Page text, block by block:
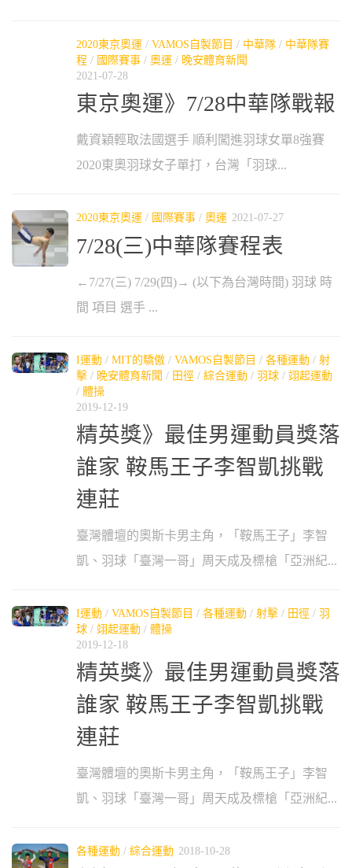
2020東京奧運 / VAMOS自製節目 / 中華隊 / 中華隊賽
程 / 國際賽事 / 奧運 / 晚安體育新聞
2021-07-28
東京奧運》7/28中華隊戰報
戴資穎輕取法國選手 順利闖進羽球女單8強賽
2020東奧羽球女子單打，台灣「羽球...
2020東京奧運 / 國際賽事 / 奧運 2021-07-27
7/28(三)中華隊賽程表
←7/27(三) 7/29(四)→ (以下為台灣時間) 羽球 時
間 項目 選手 ...
I運動 / MIT的驕傲 / VAMOS自製節目 / 各種運動 / 射
擊 / 晚安體育新聞 / 田徑 / 綜合運動 / 羽球 / 翊起運動
/ 體操
2019-12-19
精英獎》最佳男運動員獎落
誰家 鞍馬王子李智凱挑戰
連莊
臺灣體壇的奧斯卡男主角，「鞍馬王子」李智
凱、羽球「臺灣一哥」周天成及標槍「亞洲紀...
I運動 / VAMOS自製節目 / 各種運動 / 射擊 / 田徑 / 羽
球 / 翊起運動 / 體操
2019-12-18
精英獎》最佳男運動員獎落
誰家 鞍馬王子李智凱挑戰
連莊
臺灣體壇的奧斯卡男主角，「鞍馬王子」李智
凱、羽球「臺灣一哥」周天成及標槍「亞洲紀...
各種運動 / 綜合運動 2018-10-28